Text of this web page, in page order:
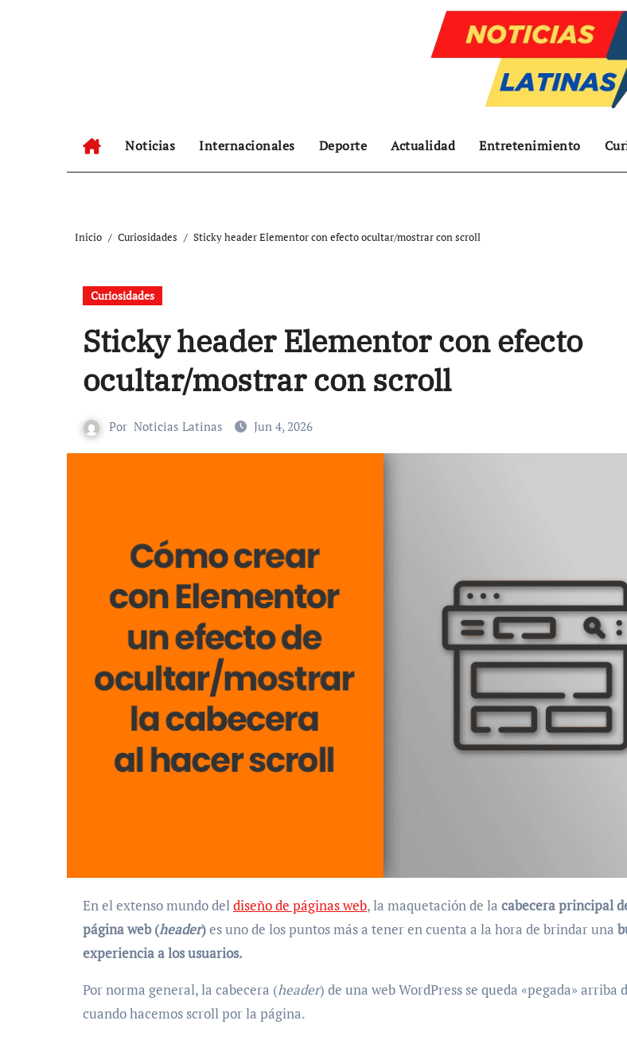
Noticias Internacionales Deporte Actualidad Entretenimiento
Inicio Curiosidades Sticky header Elementor con efecto ocultar/mostrar con scroll
Curiosidades
Sticky header Elementor con efecto
ocultar/mostrar con scroll
Por Noticias Latinas Jun 4, 2026
En el extenso mundo deldiseño de páginas web, la maquetación de la cabecera principal
página web (header)es uno de los puntos más a tener en cuenta a la hora de brindar una
experiencia a los usuarios.
Por norma general, la cabecera (header) de una web WordPress se queda «pegada» arriba
cuando hacemos scroll por la página.